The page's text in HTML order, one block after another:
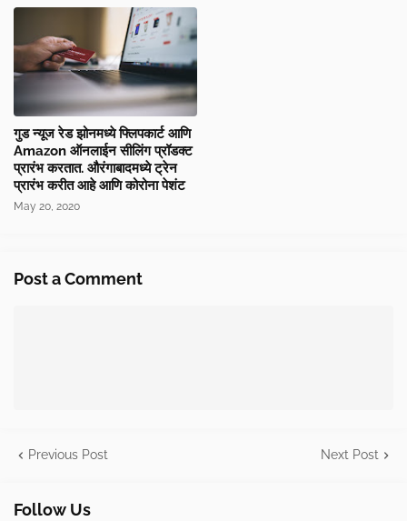
गुड न्यूज रेड झोनमध्ये फ्लिपकार्ट आणि
Amazon ऑनलाईन सीलिंग प्रॉडक्ट
प्रारंभ करतात. औरंगाबादमध्ये ट्रेन
प्रारंभ करीत आहे आणि कोरोना पेशंट
May 20, 2020
Post a Comment
Previous Post Next Post
Follow Us